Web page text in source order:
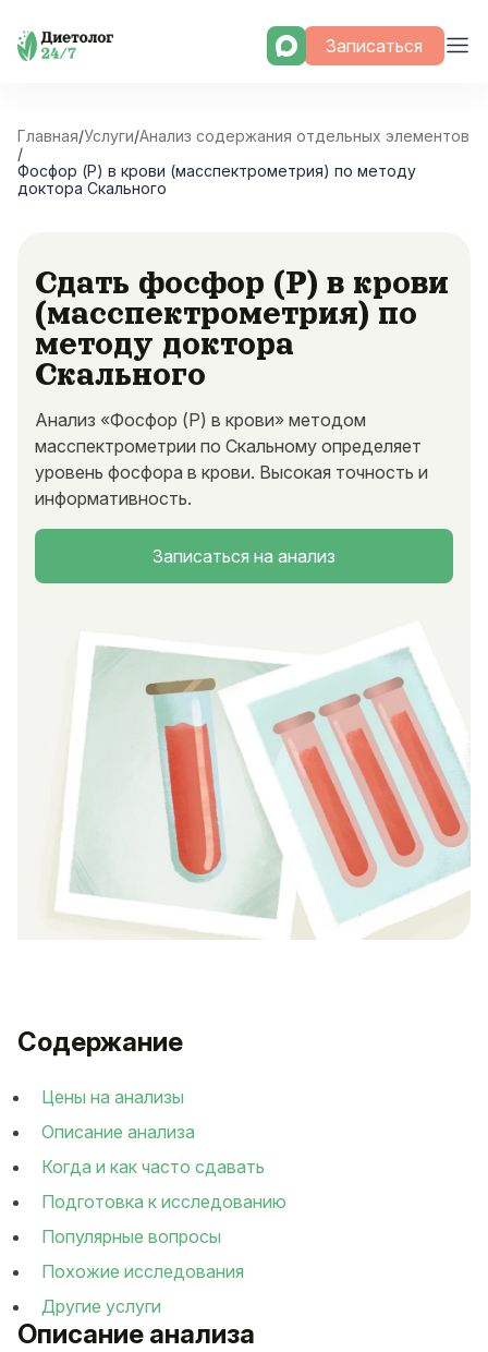
Skip
Записаться
Главная/Услуги/Анализ содержания отдельных элементов
/
Фосфор (P) в крови (масспектрометрия) по методу
доктора Скального
Сдать фосфор (P) в крови
(масспектрометрия) по
методу доктора
Скального
Анализ «Фосфор (P) в крови» методом
масспектрометрии по Скальному определяет
уровень фосфора в крови. Высокая точность и
информативность.
Записаться на анализ
Описание анализа
Содержание
Цены на анализы
Описание анализа
Когда и как часто сдавать
Подготовка к исследованию
Популярные вопросы
Похожие исследования
Другие услуги